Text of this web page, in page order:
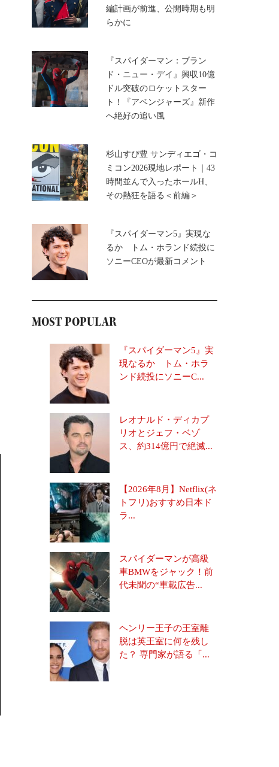
編計画が前進、公開時期も明
らかに
『スパイダーマン：ブラン
ド・ニュー・デイ』興収10億
ドル突破のロケットスター
ト！『アベンジャーズ』新作
へ絶好の追い風
杉山すぴ豊 サンディエゴ・コ
ミコン2026現地レポート｜43
時間並んで入ったホールH、
その熱狂を語る＜前編＞
『スパイダーマン5』実現な
るか トム・ホランド続投に
ソニーCEOが最新コメント
MOST POPULAR
『スパイダーマン5』実
現なるか トム・ホラ
ンド続投にソニーC...
レオナルド・ディカプ
リオとジェフ・ベゾ
ス、約314億円で絶滅...
【2026年8月】Netflix(ネ
トフリ)おすすめ日本ド
ラ...
スパイダーマンが高級
車BMWをジャック！前
代未聞の“車載広告...
ヘンリー王子の王室離
脱は英王室に何を残し
た？ 専門家が語る「...